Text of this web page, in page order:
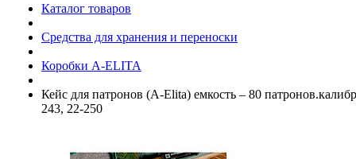
Каталог товаров
Средства для хранения и переноски
Коробки A-ELITA
Кейс для патронов (A-Elita) емкость – 80
243, 22-250